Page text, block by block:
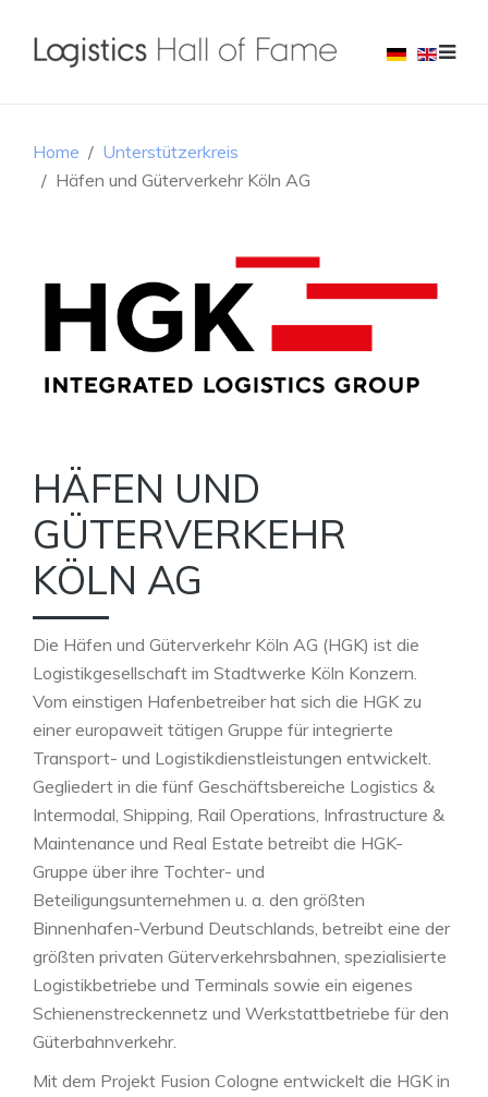
Home
Unterstützerkreis
Häfen und Güterverkehr Köln AG
HÄFEN UND
GÜTERVERKEHR
KÖLN AG
Die Häfen und Güterverkehr Köln AG (HGK) ist die
Logistikgesellschaft im Stadtwerke Köln Konzern.
Vom einstigen Hafenbetreiber hat sich die HGK zu
einer europaweit tätigen Gruppe für integrierte
Transport- und Logistikdienstleistungen entwickelt.
Gegliedert in die fünf Geschäftsbereiche Logistics &
Intermodal, Shipping, Rail Operations, Infrastructure &
Maintenance und Real Estate betreibt die HGK-
Gruppe über ihre Tochter- und
Beteiligungsunternehmen u. a. den größten
Binnenhafen-Verbund Deutschlands, betreibt eine der
größten privaten Güterverkehrsbahnen, spezialisierte
Logistikbetriebe und Terminals sowie ein eigenes
Schienenstreckennetz und Werkstattbetriebe für den
Güterbahnverkehr.
Mit dem Projekt Fusion Cologne entwickelt die HGK in